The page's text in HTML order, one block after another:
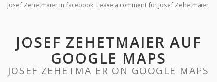
Josef Zehetmaier in facebook. Leave a comment for Josef Zehetmaier
JOSEF ZEHETMAIER AUF
GOOGLE MAPS
JOSEF ZEHETMAIER ON GOOGLE MAPS